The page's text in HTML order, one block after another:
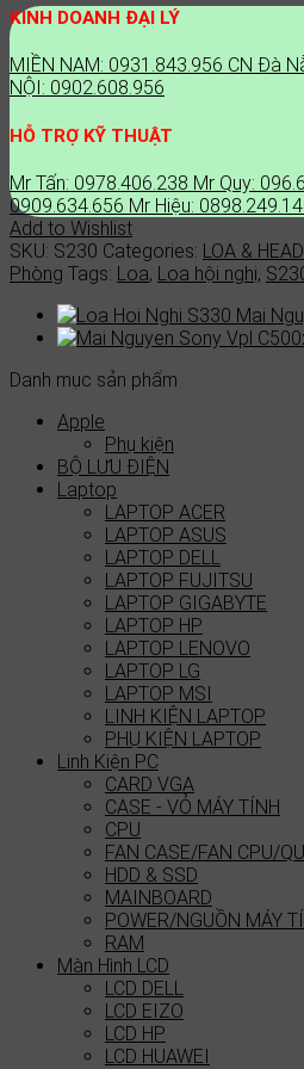
KINH DOANH ĐẠI LÝ
MIỀN NAM: 0931.843.956 CN Đà
NỘI: 0902.608.956
HỖ TRỢ KỸ THUẬT
Mr Tấn: 0978.406.238 Mr Quy:
0909.634.656 Mr Hiệu:
Add to Wishlist
SKU: S230 Categories: LOA &
Phòng Tags: Loa, Loa hội nghị,
Danh mục sản phẩm
Apple
Phụ kiện
BỘ LƯU ĐIỆN
Laptop
LAPTOP ACER
LAPTOP ASUS
LAPTOP DELL
LAPTOP FUJITSU
LAPTOP GIGABYTE
LAPTOP HP
LAPTOP LENOVO
LAPTOP LG
LAPTOP MSI
LINH KIỆN LAPTOP
PHỤ KIỆN LAPTOP
Linh Kiện PC
CARD VGA
CASE - VỎ MÁY TÍNH
CPU
FAN CASE/FAN CPU/
HDD & SSD
MAINBOARD
POWER/NGUỒN MÁY
RAM
Màn Hình LCD
LCD DELL
LCD EIZO
LCD HP
LCD HUAWEI